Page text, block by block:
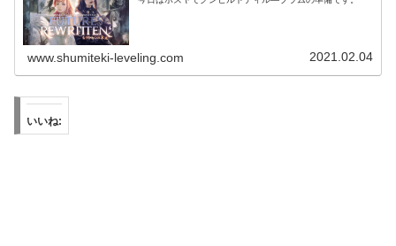
www.shumiteki-leveling.com 2021.02.04
いいね: